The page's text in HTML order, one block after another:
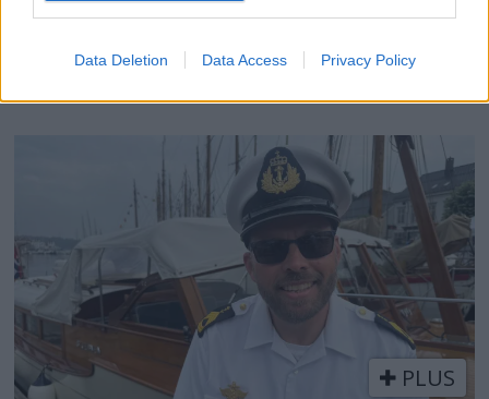
Data Deletion Data Access Privacy Policy
Politiets teori: Tok igjen
fritidsbåten bakfra
PLUS